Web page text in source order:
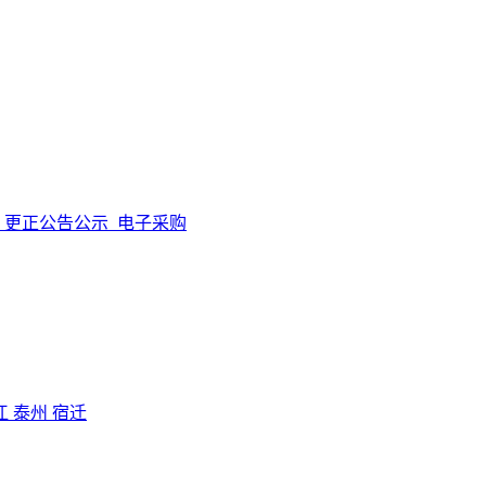
更正公告公示 电子采购
泰州 宿迁